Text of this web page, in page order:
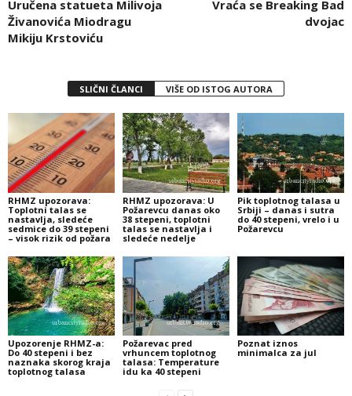
Uručena statueta Milivoja
Živanovića Miodragu
Mikiju Krstoviću
Vraća se Breaking Bad
dvojac
SLIČNI ČLANCI VIŠE OD ISTOG AUTORA
RHMZ upozorava:
Toplotni talas se
nastavlja, sledeće
sedmice do 39 stepeni
– visok rizik od požara
RHMZ upozorava: U
Požarevcu danas oko
38 stepeni, toplotni
talas se nastavlja i
sledeće nedelje
Pik toplotnog talasa u
Srbiji – danas i sutra
do 40 stepeni, vrelo i u
Požarevcu
Upozorenje RHMZ-a:
Do 40 stepeni i bez
naznaka skorog kraja
toplotnog talasa
Požarevac pred
vrhuncem toplotnog
talasa: Temperature
idu ka 40 stepeni
Poznat iznos
minimalca za jul